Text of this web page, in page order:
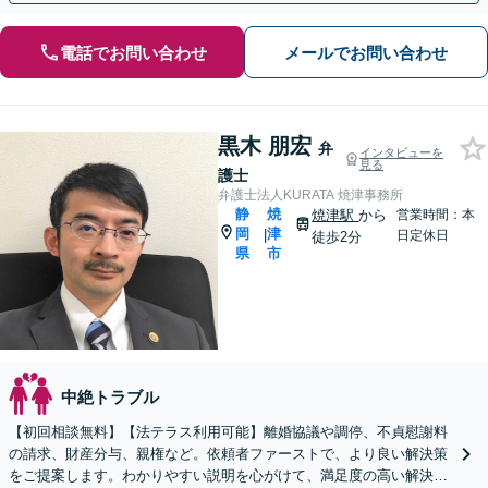
電話でお問い合わせ メールでお問い合わせ
黒木 朋宏 弁
護士
インタビューを
見る
弁護士法人KURATA 焼津事務所
静
岡
県
|
焼
津
市
焼津駅から
徒歩2分
営業時間：本
日定休日
中絶トラブル
【初回相談無料】【法テラス利用可能】離婚協議や調停、不貞慰謝料
の請求、財産分与、親権など。依頼者ファーストで、より良い解決策
をご提案します。わかりやすい説明を心がけて、満足度の高い解決を